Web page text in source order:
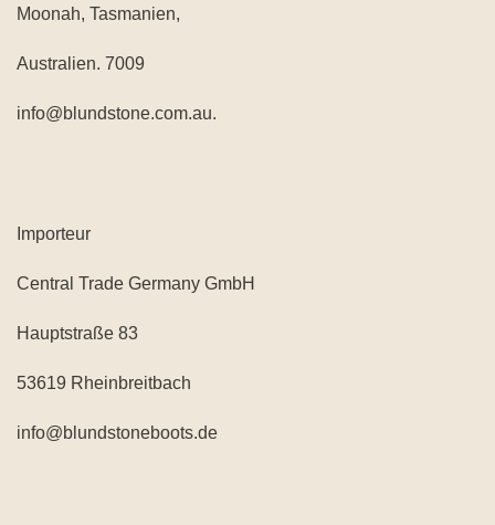
Moonah, Tasmanien,
Australien. 7009
info@blundstone.com.au.
Importeur
Central Trade Germany GmbH
Hauptstraße 83
53619 Rheinbreitbach
info@blundstoneboots.de